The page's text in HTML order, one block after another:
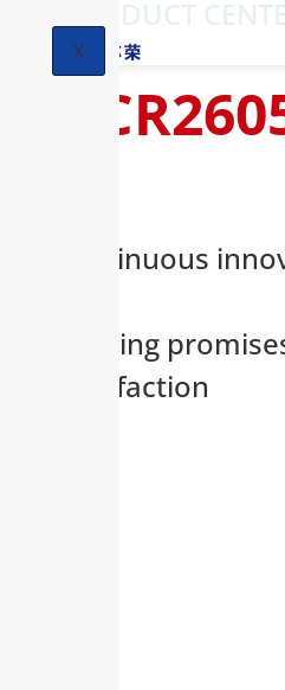
X
Continuous
keeping
satisfaction